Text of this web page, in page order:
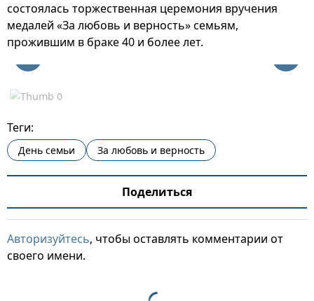
состоялась торжественная церемония вручения
медалей «За любовь и верность» семьям,
прожившим в браке 40 и более лет.
Теги:
День семьи За любовь и верность
Поделиться
Авторизуйтесь, чтобы оставлять комментарии от
своего имени.